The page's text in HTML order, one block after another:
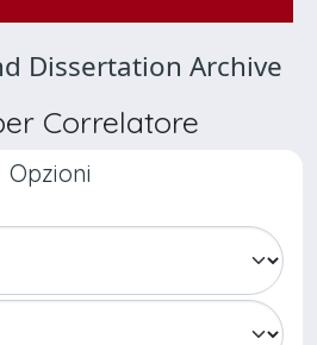
Dissertation Archive
Correlatore
Opzioni